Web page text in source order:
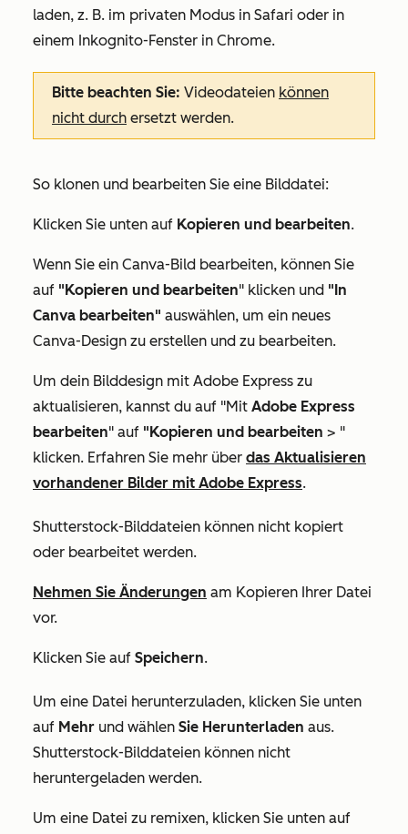
laden, z. B. im privaten Modus in Safari oder in
einem Inkognito-Fenster in Chrome.
Bitte beachten Sie: Videodateien können
nicht durch ersetzt werden.
So klonen und bearbeiten Sie eine Bilddatei:
Klicken Sie unten auf Kopieren und bearbeiten.
Wenn Sie ein Canva-Bild bearbeiten, können Sie
auf "Kopieren und bearbeiten" klicken und "In
Canva bearbeiten" auswählen, um ein neues
Canva-Design zu erstellen und zu bearbeiten.
Um dein Bilddesign mit Adobe Express zu
aktualisieren, kannst du auf "Mit Adobe Express
bearbeiten" auf "Kopieren und bearbeiten > "
klicken. Erfahren Sie mehr über das Aktualisieren
vorhandener Bilder mit Adobe Express.
Shutterstock-Bilddateien können nicht kopiert
oder bearbeitet werden.
Nehmen Sie Änderungen am Kopieren Ihrer Datei
vor.
Klicken Sie auf Speichern.
Um eine Datei herunterzuladen, klicken Sie unten
auf Mehr und wählen Sie Herunterladen aus.
Shutterstock-Bilddateien können nicht
heruntergeladen werden.
Um eine Datei zu remixen, klicken Sie unten auf